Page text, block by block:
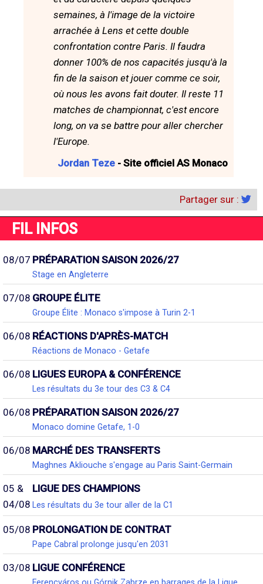
semaines, à l'image de la victoire
arrachée à Lens et cette double
confrontation contre Paris. Il faudra
donner 100% de nos capacités jusqu'à la
fin de la saison et jouer comme ce soir,
où nous les avons fait douter. Il reste 11
matches de championnat, c'est encore
long, on va se battre pour aller chercher
l'Europe.
Jordan Teze - Site officiel AS Monaco
Partager sur :
FIL INFOS
08/07 PRÉPARATION SAISON 2026/27
Stage en Angleterre
07/08 GROUPE ÉLITE
Groupe Élite : Monaco s'impose à Turin 2-1
06/08 RÉACTIONS D'APRÈS-MATCH
Réactions de Monaco - Getafe
06/08 LIGUES EUROPA & CONFÉRENCE
Les résultats du 3e tour des C3 & C4
06/08 PRÉPARATION SAISON 2026/27
Monaco domine Getafe, 1-0
06/08 MARCHÉ DES TRANSFERTS
Maghnes Akliouche s'engage au Paris Saint-Germain
05 &
04/08
LIGUE DES CHAMPIONS
Les résultats du 3e tour aller de la C1
05/08 PROLONGATION DE CONTRAT
Pape Cabral prolonge jusqu'en 2031
03/08 LIGUE CONFÉRENCE